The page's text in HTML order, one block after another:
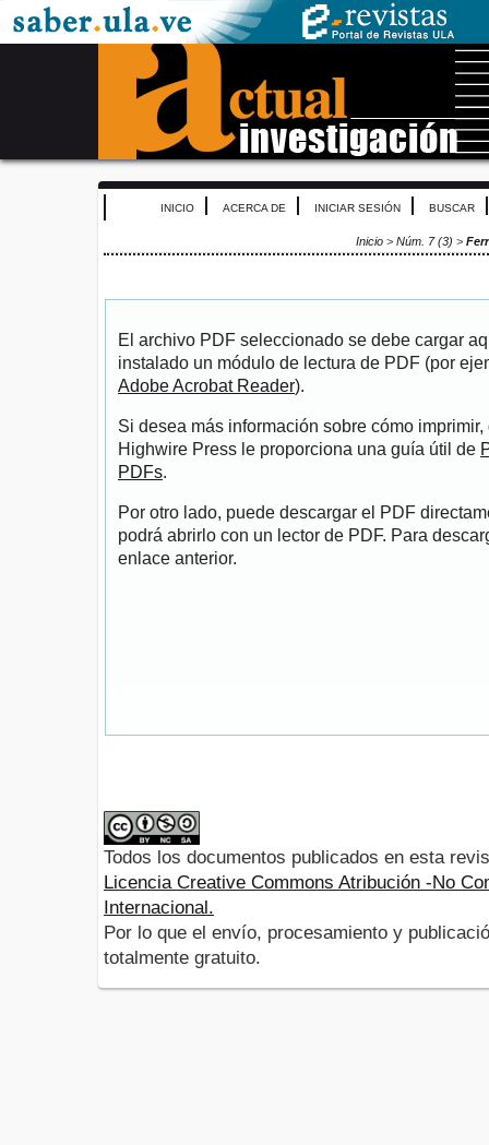
INICIO ACERCA DE INICIAR SESIÓN BUSCAR
Inicio> Núm. 7 (3) >
El archivo PDF seleccionado se debe cargar
instalado un módulo de lectura de PDF (por
Adobe Acrobat Reader).
Si desea más información sobre cómo
Highwire Press le proporciona una guía útil de
PDFs.
Por otro lado, puede descargar el PDF
podrá abrirlo con un lector de PDF. Para
enlace anterior.
Todos los documentos publicados en esta
Licencia Creative Commons Atribución -No
Internacional.
Por lo que el envío, procesamiento y
totalmente gratuito.